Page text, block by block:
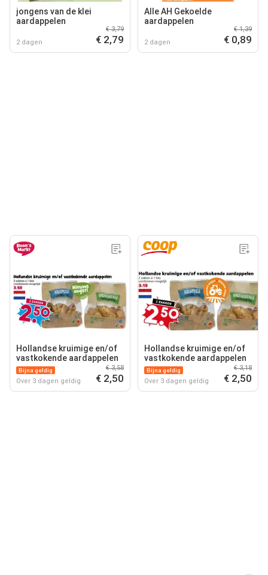
jongens van de klei
aardappelen
2 dagen
€ 3,79
€ 2,79
Alle AH Gekoelde
aardappelen
2 dagen
€ 1,39
€ 0,89
Hollandse kruimige en/of
vastkokende aardappelen
Bijna geldig
Over 3 dagen geldig
€ 3,58
€ 2,50
Hollandse kruimige en/of
vastkokende aardappelen
Bijna geldig
Over 3 dagen geldig
€ 3,18
€ 2,50